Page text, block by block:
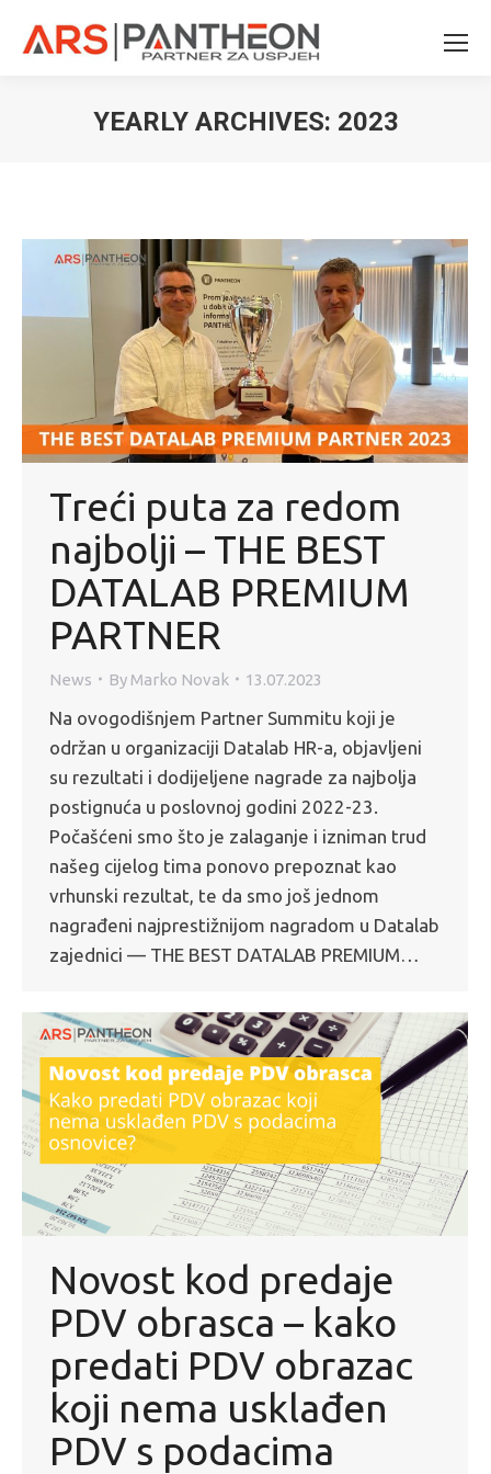
YEARLY ARCHIVES: 2023
Treći puta za redom
najbolji – THE BEST
DATALAB PREMIUM
PARTNER
News By Marko Novak 13.07.2023
Na ovogodišnjem Partner Summitu koji je
održan u organizaciji Datalab HR-a, objavljeni
su rezultati i dodijeljene nagrade za najbolja
postignuća u poslovnoj godini 2022-23.
Počašćeni smo što je zalaganje i izniman trud
našeg cijelog tima ponovo prepoznat kao
vrhunski rezultat, te da smo još jednom
nagrađeni najprestižnijom nagradom u Datalab
zajednici — THE BEST DATALAB PREMIUM…
Novost kod predaje
PDV obrasca – kako
predati PDV obrazac
koji nema usklađen
PDV s podacima